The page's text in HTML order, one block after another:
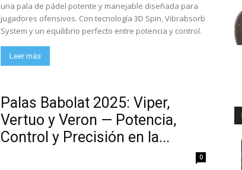
una pala de pádel potente y manejable diseñada para
jugadores ofensivos. Con tecnología 3D Spin, Vibrabsorb
System y un equilibrio perfecto entre potencia y control.
Leer más
Palas Babolat 2025: Viper,
Vertuo y Veron — Potencia,
Control y Precisión en la...
0